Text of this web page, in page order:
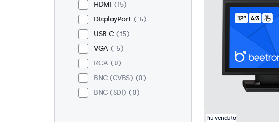
HDMI
15
DisplayPort
15
USB-C
15
VGA
15
RCA
0
BNC (CVBS)
0
BNC (SDI)
0
Più venduto